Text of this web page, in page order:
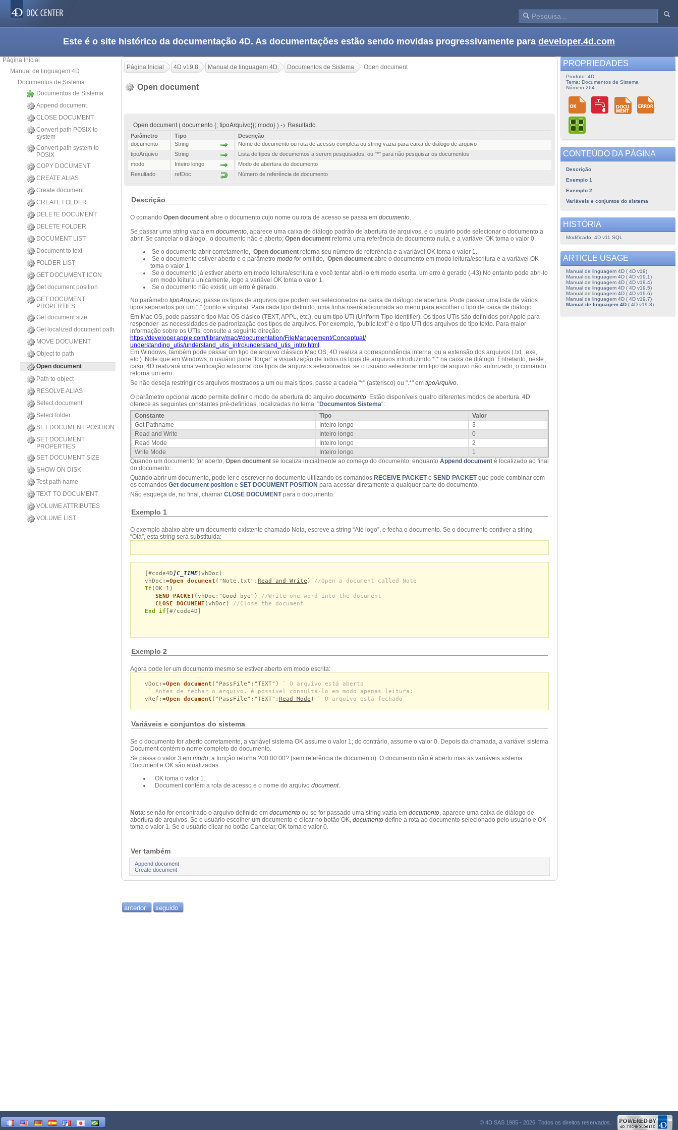
Este é o site histórico da documentação 4D. As documentações estão sendo movidas progressivamente para developer.4d.com
Página Inicial
Manual de linguagem 4D
Documentos de Sistema
Documentos de Sistema
Append document
CLOSE DOCUMENT
Convert path POSIX to
system
Convert path system to
POSIX
COPY DOCUMENT
CREATE ALIAS
Create document
CREATE FOLDER
DELETE DOCUMENT
DELETE FOLDER
DOCUMENT LIST
Document to text
FOLDER LIST
GET DOCUMENT ICON
Get document position
GET DOCUMENT
PROPERTIES
Get document size
Get localized document path
MOVE DOCUMENT
Object to path
Open document
Path to object
RESOLVE ALIAS
Select document
Select folder
SET DOCUMENT POSITION
SET DOCUMENT
PROPERTIES
SET DOCUMENT SIZE
SHOW ON DISK
Test path name
TEXT TO DOCUMENT
VOLUME ATTRIBUTES
VOLUME LIST
Página Inicial 4D v19.8 Manual de linguagem 4D Documentos de Sistema Open document
Open document
Open document ( documento {; tipoArquivo}{; modo} ) -> Resultado
Parâmetro Tipo
Descrição
documento
String
Nome de documento ou rota de acesso completa ou string vazia para caixa de diálogo de arquivo
tipoArquivo
String
Lista de tipos de documentos a serem pesquisados, ou "*" para não pesquisar os documentos
modo
Inteiro longo
Modo de abertura do documento
Resultado
refDoc Número de referência de documento
Descrição
O comando Open document abre o documento cujo nome ou rota de acesso se passa em documento.
Se passar uma string vazia em documento, aparece uma caixa de diálogo padrão de abertura de arquivos, e o usuário pode selecionar o documento a
abrir. Se cancelar o diálogo, o documento não é aberto; Open document retorna uma referência de documento nula, e a variável OK toma o valor 0.
Se o documento abrir corretamente, Open document retorna seu número de referência e a variável OK toma o valor 1.
Se o documento estiver aberto e o parâmetro modo for omitido, Open document abre o documento em modo leitura/escritura e a variável OK
toma o valor 1.
Se o documento já estiver aberto em modo leitura/escritura e você tentar abri-lo em modo escrita, um erro é gerado (-43) No entanto pode abri-lo
em modo leitura unicamente, logo a variável OK toma o valor 1.
Se o documento não existir, um erro é gerado.
No parâmetro tipoArquivo, passe os tipos de arquivos que podem ser selecionados na caixa de diálogo de abertura. Pode passar uma lista de vários
tipos separados por um ";" (ponto e vírgula). Para cada tipo definido, uma linha nserá adicionada ao menu para escolher o tipo de caixa de diálogo.
Em Mac OS, pode passar o tipo Mac OS clásico (TEXT, APPL, etc.), ou um tipo UTI (Uniform Tipo Identifier). Os tipos UTIs são definidos por Apple para
responder as necessidades de padronização dos tipos de arquivos. Por exemplo, "public.text" é o tipo UTI dos arquivos de tipo texto. Para maior
informação sobre os UTIs, consulte a seguinte direção:
https://developer.apple.com/library/mac/#documentation/FileManagement/Conceptual/
understanding_utis/understand_utis_intro/understand_utis_intro.html .
Em Windows, também pode passar um tipo de arquivo clássico Mac OS, 4D realiza a correspondência interna, ou a extensão dos arquivos (.txt, .exe,
etc.). Note que em Windows, o usuário pode “forçar” a visualização de todos os tipos de arquivos introduzindo *.* na caixa de diálogo. Entretanto, neste
caso, 4D realizará uma verificação adicional dos tipos de arquivos selecionados: se o usuário selecionar um tipo de arquivo não autorizado, o comando
retorna um erro.
Se não deseja restringir os arquivos mostrados a um ou mais tipos, passe a cadeia "*" (asterisco) ou ".*" em tipoArquivo.
O parâmetro opcional modo permite definir o modo de abertura do arquivo documento. Estão disponíveis quatro diferentes modos de abertura. 4D
oferece as seguintes constantes pré-definidas, localizadas no tema "Documentos Sistema":
Constante
Tipo
Valor
Get Pathname
Inteiro longo
3
Read and Write
Inteiro longo
0
Read Mode
Inteiro longo
2
Write Mode
Inteiro longo
1
Quando um documento for aberto, Open document se localiza inicialmente ao começo do documento, enquanto Append document é localizado ao final
do documento.
Quando abrir um documento, pode ler e escrever no documento utilizando os comandos RECEIVE PACKETe SEND PACKETque pode combinar com
os comandos Get document position e SET DOCUMENT POSITION para acessar diretamente a qualquer parte do documento.
Não esqueça de, no final, chamar CLOSE DOCUMENTpara o documento.
Exemplo 1
O exemplo abaixo abre um documento existente chamado Nota, escreve a string “Até logo”, e fecha o documento. Se o documento contiver a string
“Olá”, esta string será substituida:
#code4D ]C_TIME(vhDoc)
vhDoc:=Open document ("Note.txt"; Read and Write )
//Open a document called Note
If (OK=1)
SEND PACKET(vhDoc;"Good-bye")
//Write one word into the document
CLOSE DOCUMENT(vhDoc)
//Close the document
End if
#/code4D]
Exemplo 2
Agora pode ler um documento mesmo se estiver aberto em modo escrita:
vDoc:=Open document ("PassFile";"TEXT")
` O arquivo está aberto
` Antes de fechar o arquivo, é possível consultá-lo em modo apenas leitura:
vRef:=Open document ("PassFile";"TEXT"; Read Mode ) ` O arquivo está fechado
Variáveis e conjuntos do sistema
Se o documento for aberto corretamente, a variável sistema OK assume o valor 1; do contrário, assume o valor 0. Depois da chamada, a variável sistema
Document contém o nome completo do documento.
Se passa o valor 3 em modo, a função retorna ?00:00:00? (sem referência de documento). O documento não é aberto mas as variáveis sistema
Document e OK são atualizadas:
OK toma o valor 1.
Document contém a rota de acesso e o nome do arquivo document.
Nota: se não for encontrado o arquivo definido em documento ou se for passado uma string vazia em documento, aparece uma caixa de diálogo de
abertura de arquivos. Se o usuário escolher um documento e clicar no botão OK, documento define a rota ao documento selecionado pelo usuário e OK
toma o valor 1. Se o usuário clicar no botão Cancelar, OK toma o valor 0.
Ver também
Append document
Create document
anterior seguido
PROPRIEDADES
Produto: 4D
Tema: Documentos de Sistema
Número 264
CONTEÚDO DA PÁGINA
Descrição
Exemplo 1
Exemplo 2
Variáveis e conjuntos do sistema
HISTÓRIA
Modificado: 4D v11 SQL
ARTICLE USAGE
Manual de linguagem 4D ( 4D v19)
Manual de linguagem 4D ( 4D v19.1)
Manual de linguagem 4D ( 4D v19.4)
Manual de linguagem 4D ( 4D v19.5)
Manual de linguagem 4D ( 4D v19.6)
Manual de linguagem 4D ( 4D v19.7)
Manual de linguagem 4D( 4D v19.8)
© 4D SAS 1985 - 2026. Todos os direitos reservados.